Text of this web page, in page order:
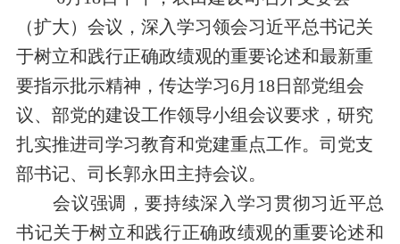
（扩大）会议， 深入学习领会习近平总书记关
于树立和践行正确政绩观的重要论述和最新重
要指示批示精神 ， 传达学习6月18日 部党组会
议、部党的建设工作领导小组会议要求 ，研究
扎实推进司学习教育和党建重点工作。司党支
部书记、 司长郭永田 主持会议。
会议强调 ，要持续深入学习贯彻习近平总
书记关于树立和践行正确政绩观的重要论述和